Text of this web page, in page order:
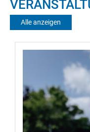
Alle anzeigen